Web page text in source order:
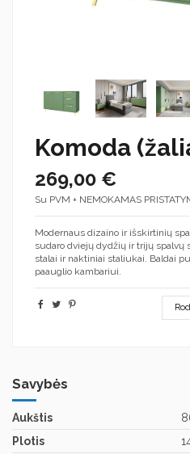
Komoda
269,00 €
Su PVM + NEMOKAMAS
Modernaus dizaino ir išskirtinių
sudaro dviejų dydžių ir trijų spalvų
stalai ir naktiniai staliukai. Baldai
paauglio kambariui.
Savybės
Aukštis
Plotis